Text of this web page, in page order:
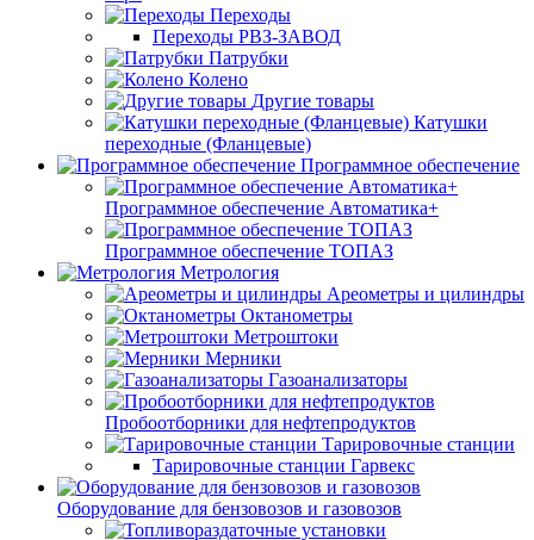
Переходы
Переходы РВЗ-ЗАВОД
Патрубки
Колено
Другие товары
Катушки
переходные (Фланцевые)
Программное обеспечение
Программное обеспечение Автоматика+
Программное обеспечение ТОПАЗ
Метрология
Ареометры и цилиндры
Октанометры
Метроштоки
Мерники
Газоанализаторы
Пробоотборники для нефтепродуктов
Тарировочные станции
Тарировочные станции Гарвекс
Оборудование для бензовозов и газовозов